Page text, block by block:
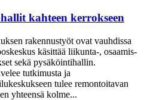
kahteen kerrokseen
rakennustyöt ovat vauhdissa
käsittää liikunta-, osaamis-
sekä pysäköintihallin.
tutkimusta ja
tulee remontoitavan
yhteensä kolme...